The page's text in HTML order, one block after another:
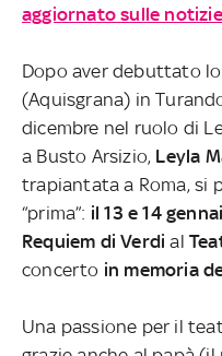
aggiornato sulle
Dopo aver debuttato
(Aquisgrana) in
dicembre nel ruolo di
a Busto Arsizio, Leyla
trapiantata a Roma, si
“prima”: il 13 e 14
Requiem di Verdi al
concerto in memoria
Una passione per il